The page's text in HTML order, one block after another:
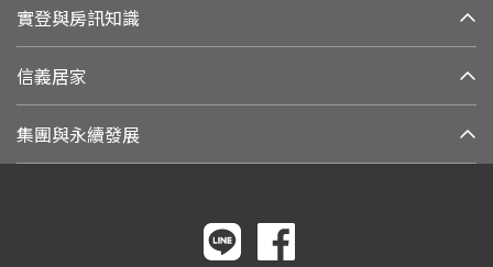
實登與房訊知識
信義居家
集團與永續發展